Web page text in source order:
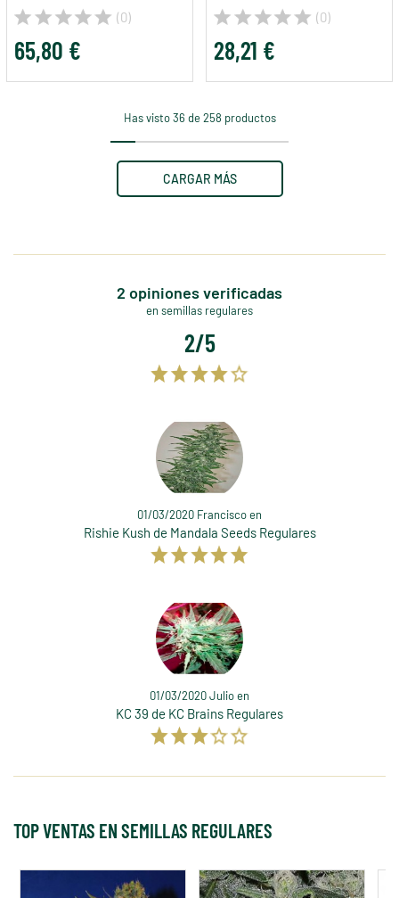
(0)
65,80 €
(0)
28,21 €
Has visto 36 de 258 productos
CARGAR MÁS
2 opiniones verificadas
en semillas regulares
2/5
01/03/2020 Francisco en
Rishie Kush de Mandala Seeds Regulares
01/03/2020 Julio en
KC 39 de KC Brains Regulares
TOP VENTAS EN SEMILLAS REGULARES